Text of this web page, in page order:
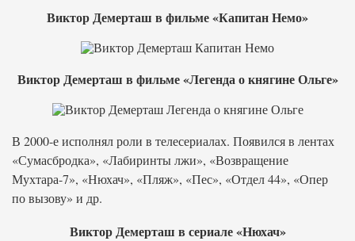
Виктор Демерташ в фильме «Капитан Немо»
Виктор Демерташ в фильме «Легенда о княгине Ольге»
В 2000-е исполнял роли в телесериалах. Появился в лентах
«Сумасбродка», «Лабиринты лжи», «Возвращение
Мухтара-7», «Нюхач», «Пляж», «Пес», «Отдел 44», «Опер
по вызову» и др.
Виктор Демерташ в сериале «Нюхач»